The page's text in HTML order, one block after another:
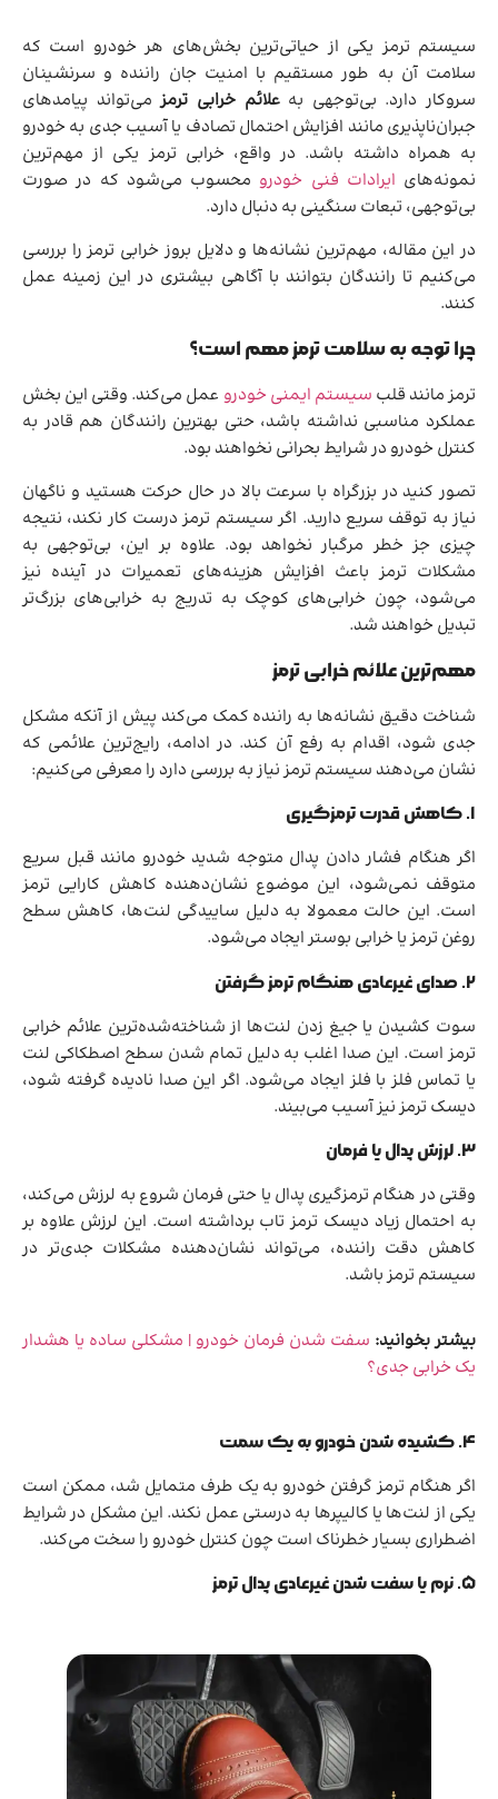
سیستم ترمز یکی از حیاتی‌ترین بخش‌های هر خودرو است که
سلامت آن به طور مستقیم با امنیت جان راننده و سرنشینان
سروکار دارد. بی‌توجهی بهعلائم خرابی ترمزمی‌تواند پیامدهای
جبران‌ناپذیری مانند افزایش احتمال تصادف یا آسیب جدی به خودرو
به همراه داشته باشد. در واقع، خرابی ترمز یکی از مهم‌ترین
نمونه‌های ایرادات فنی خودرومحسوب می‌شود که در صورت
بی‌توجهی، تبعات سنگینی به دنبال دارد.
در این مقاله، مهم‌ترین نشانه‌ها و دلایل بروز خرابی ترمز را بررسی
می‌کنیم تا رانندگان بتوانند با آگاهی بیشتری در این زمینه عمل
کنند.
چرا توجه به سلامت ترمز مهم است؟
ترمز مانند قلب سیستم ایمنی خودرو عمل می‌کند. وقتی این بخش
عملکرد مناسبی نداشته باشد، حتی بهترین رانندگان هم قادر به
کنترل خودرو در شرایط بحرانی نخواهند بود.
تصور کنید در بزرگراه با سرعت بالا در حال حرکت هستید و ناگهان
نیاز به توقف سریع دارید. اگر سیستم ترمز درست کار نکند، نتیجه
چیزی جز خطر مرگبار نخواهد بود. علاوه بر این، بی‌توجهی به
مشکلات ترمز باعث افزایش هزینه‌های تعمیرات در آینده نیز
می‌شود، چون خرابی‌های کوچک به تدریج به خرابی‌های بزرگ‌تر
تبدیل خواهند شد.
مهم‌ترین علائم خرابی ترمز
شناخت دقیق نشانه‌ها به راننده کمک می‌کند پیش از آنکه مشکل
جدی شود، اقدام به رفع آن کند. در ادامه، رایج‌ترین علائمی که
نشان می‌دهند سیستم ترمز نیاز به بررسی دارد را معرفی می‌کنیم:
۱. کاهش قدرت ترمزگیری
اگر هنگام فشار دادن پدال متوجه شدید خودرو مانند قبل سریع
متوقف نمی‌شود، این موضوع نشان‌دهنده کاهش کارایی ترمز
است. این حالت معمولا به دلیل ساییدگی لنت‌ها، کاهش سطح
روغن ترمز یا خرابی بوستر ایجاد می‌شود.
۲. صدای غیرعادی هنگام ترمز گرفتن
سوت کشیدن یا جیغ زدن لنت‌ها از شناخته‌شده‌ترین علائم خرابی
ترمز است. این صدا اغلب به دلیل تمام شدن سطح اصطکاکی لنت
یا تماس فلز با فلز ایجاد می‌شود. اگر این صدا نادیده گرفته شود،
دیسک ترمز نیز آسیب می‌بیند.
۳. لرزش پدال یا فرمان
وقتی در هنگام ترمزگیری پدال یا حتی فرمان شروع به لرزش می‌کند،
به احتمال زیاد دیسک ترمز تاب برداشته است. این لرزش علاوه بر
کاهش دقت راننده، می‌تواند نشان‌دهنده مشکلات جدی‌تر در
سیستم ترمز باشد.
بیشتر بخوانید: سفت شدن فرمان خودرو | مشکلی ساده یا هشدار
یک خرابی جدی؟
۴. کشیده شدن خودرو به یک سمت
اگر هنگام ترمز گرفتن خودرو به یک طرف متمایل شد، ممکن است
یکی از لنت‌ها یا کالیپرها به درستی عمل نکند. این مشکل در شرایط
اضطراری بسیار خطرناک است چون کنترل خودرو را سخت می‌کند.
۵. نرم یا سفت شدن غیرعادی پدال ترمز